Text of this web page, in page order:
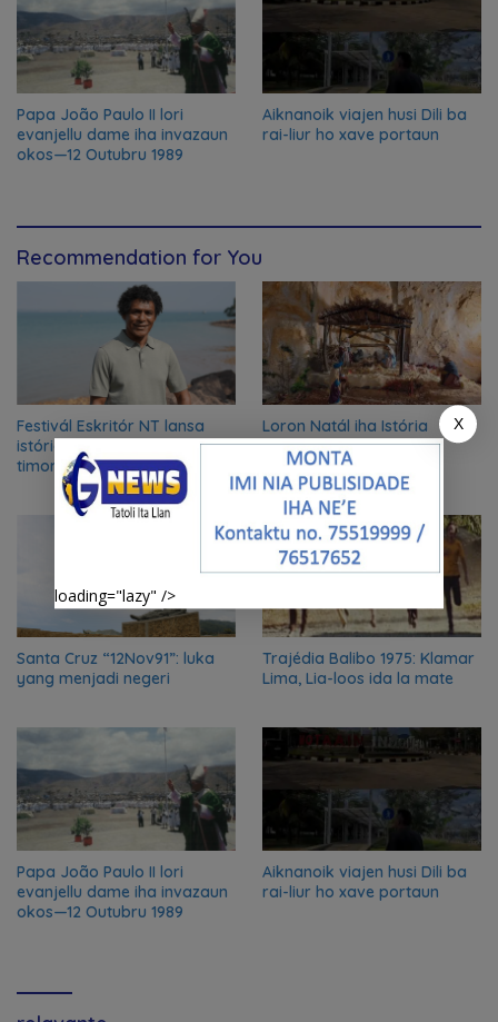
Papa João Paulo II lori
evanjellu dame iha invazaun
okos—12 Outubru 1989
Aiknanoik viajen husi Dili ba
rai-liur ho xave portaun
Recommendation for You
Festivál Eskritór NT lansa
istória kona-ba ema
timoroan sira ne’ebé buka
azilu ne’ebé sa’e ró peska
nian ba Austrália
Loron Natál iha Istória
Salvasaun nian
Santa Cruz “12Nov91”: luka
yang menjadi negeri
Trajédia Balibo 1975: Klamar
Lima, Lia-loos ida la mate
Papa João Paulo II lori
evanjellu dame iha invazaun
okos—12 Outubru 1989
Aiknanoik viajen husi Dili ba
rai-liur ho xave portaun
X
loading="lazy" />